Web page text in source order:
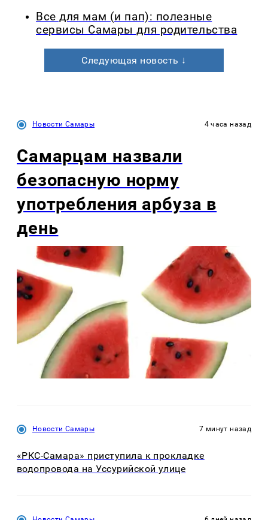
Все для мам (и пап): полезные
сервисы Самары для родительства
Следующая новость ↓
Новости Самары 4 часа назад
Самарцам назвали
безопасную норму
употребления арбуза в
день
Новости Самары 7 минут назад
«РКС-Самара» приступила к прокладке
водопровода на Уссурийской улице